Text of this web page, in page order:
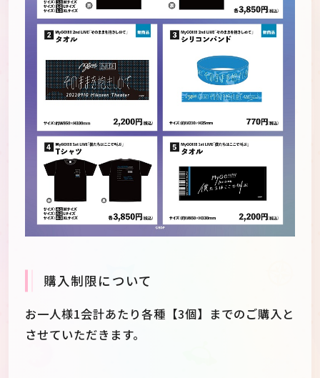
購入制限について
お一人様1会計あたり各種【3個】までのご購入と
させていただきます。